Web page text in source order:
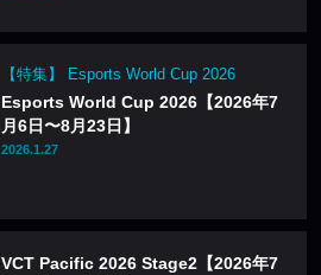
【特集】 Esports World Cup 2026
Esports World Cup 2026【2026年7
月6日〜8月23日】
2026.1.27
VCT Pacific 2026 Stage2【2026年7